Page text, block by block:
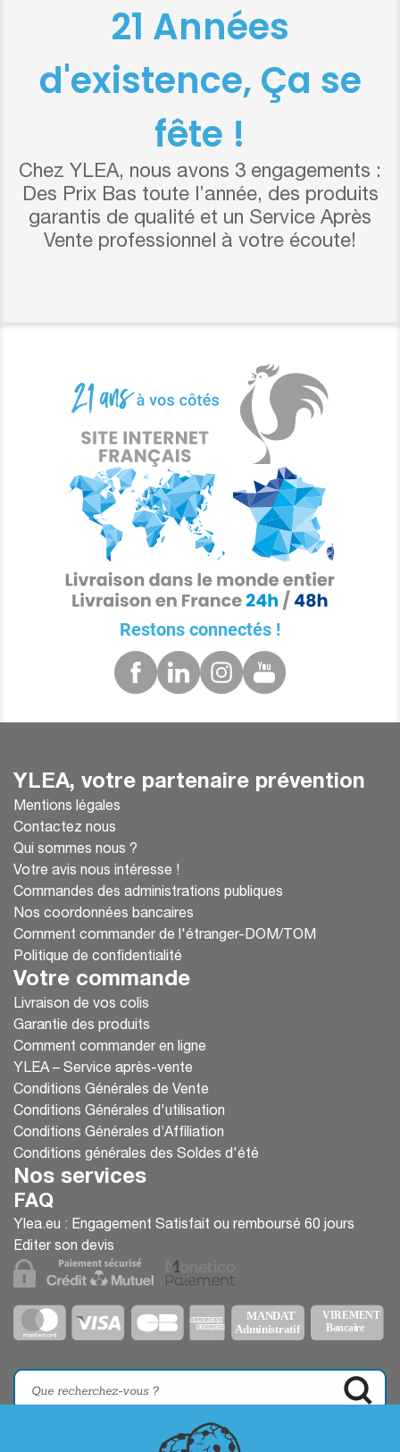
21 Années
d'existence, Ça se
fête !
Chez YLEA, nous avons 3 engagements :
Des Prix Bas toute l’année, des produits
garantis de qualité et un Service Après
Vente professionnel à votre écoute!
Restons connectés !
YLEA, votre partenaire prévention
Mentions légales
Contactez nous
Qui sommes nous ?
Votre avis nous intéresse !
Commandes des administrations publiques
Nos coordonnées bancaires
Comment commander de l'étranger-DOM/TOM
Politique de confidentialité
Votre commande
Livraison de vos colis
Garantie des produits
Comment commander en ligne
YLEA – Service après-vente
Conditions Générales de Vente
Conditions Générales d'utilisation
Conditions Générales d’Affiliation
Conditions générales des Soldes d'été
Nos services
FAQ
Ylea.eu : Engagement Satisfait ou remboursé 60 jours
Editer son devis